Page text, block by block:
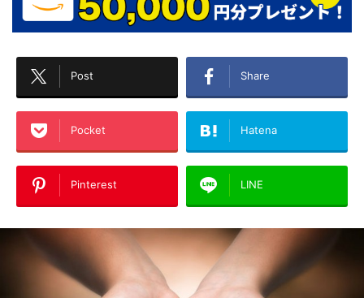
Post Share
Pocket Hatena
Pinterest LINE